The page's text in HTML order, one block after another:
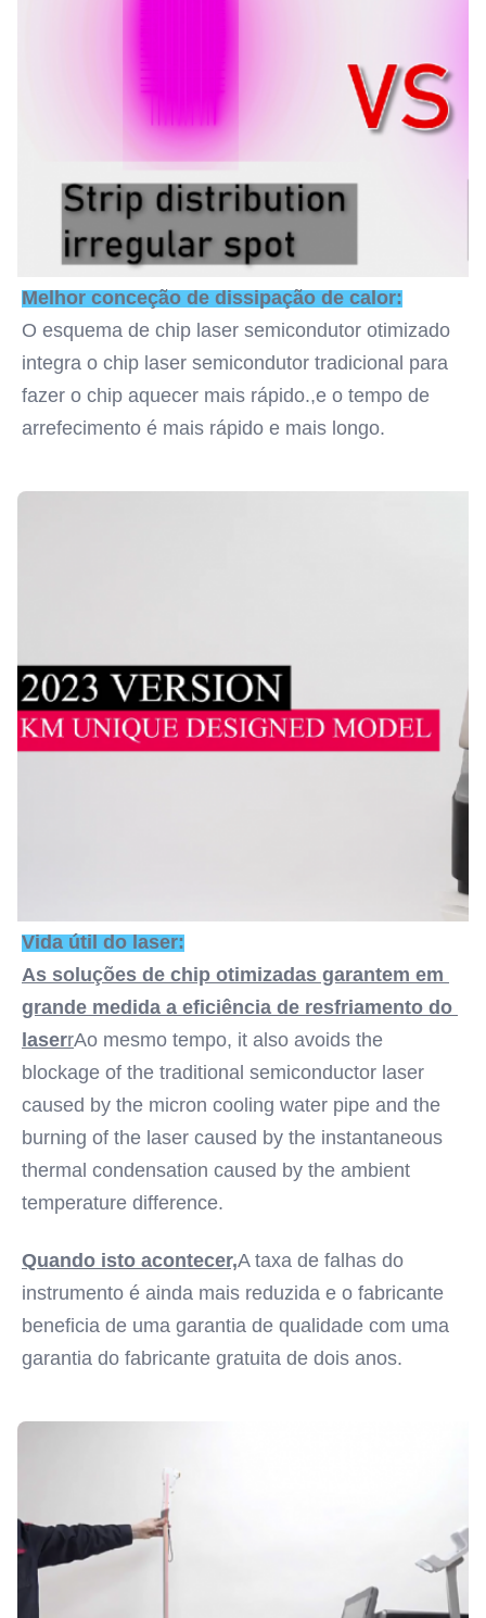
Melhor conceção de dissipação de calor:
O esquema de chip laser semicondutor otimizado
integra o chip laser semicondutor tradicional para
fazer o chip aquecer mais rápido.,e o tempo de
arrefecimento é mais rápido e mais longo.
Vida útil do laser:
As soluções de chip otimizadas garantem em
grande medida a eficiência de resfriamento do
laserrAo mesmo tempo, it also avoids the
blockage of the traditional semiconductor laser
caused by the micron cooling water pipe and the
burning of the laser caused by the instantaneous
thermal condensation caused by the ambient
temperature difference.
Quando isto acontecer,A taxa de falhas do
instrumento é ainda mais reduzida e o fabricante
beneficia de uma garantia de qualidade com uma
garantia do fabricante gratuita de dois anos.